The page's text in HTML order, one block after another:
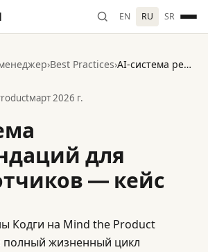
EN RU SR
›Best Practices› AI-система рекомендаций для разработчиков — кейс
март 2026 г.
для
— кейс
Кодги на Mind the Product
полный жизненный цикл